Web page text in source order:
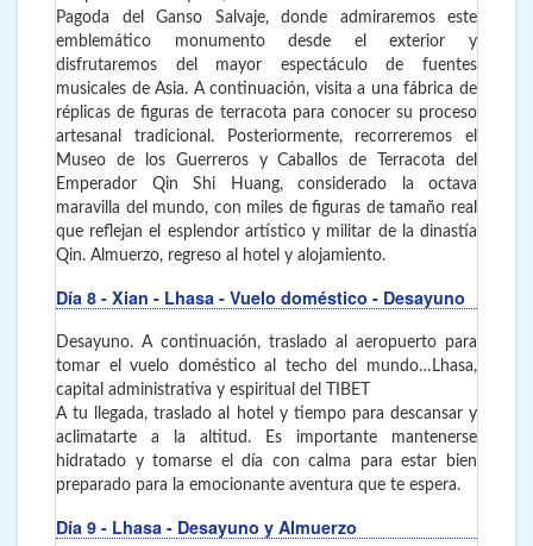
Pagoda del Ganso Salvaje, donde admiraremos este
emblemático monumento desde el exterior y
disfrutaremos del mayor espectáculo de fuentes
musicales de Asia. A continuación, visita a una fábrica de
réplicas de figuras de terracota para conocer su proceso
artesanal tradicional. Posteriormente, recorreremos el
Museo de los Guerreros y Caballos de Terracota del
Emperador Qin Shi Huang, considerado la octava
maravilla del mundo, con miles de figuras de tamaño real
que reflejan el esplendor artístico y militar de la dinastía
Qin. Almuerzo, regreso al hotel y alojamiento.
Día 8 - Xian - Lhasa - Vuelo doméstico - Desayuno
Desayuno. A continuación, traslado al aeropuerto para
tomar el vuelo doméstico al techo del mundo…Lhasa,
capital administrativa y espiritual del TIBET
A tu llegada, traslado al hotel y tiempo para descansar y
aclimatarte a la altitud. Es importante mantenerse
hidratado y tomarse el día con calma para estar bien
preparado para la emocionante aventura que te espera.
Día 9 - Lhasa - Desayuno y Almuerzo